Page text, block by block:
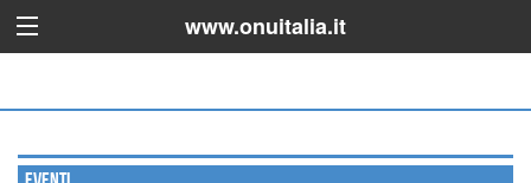
www.onuitalia.it